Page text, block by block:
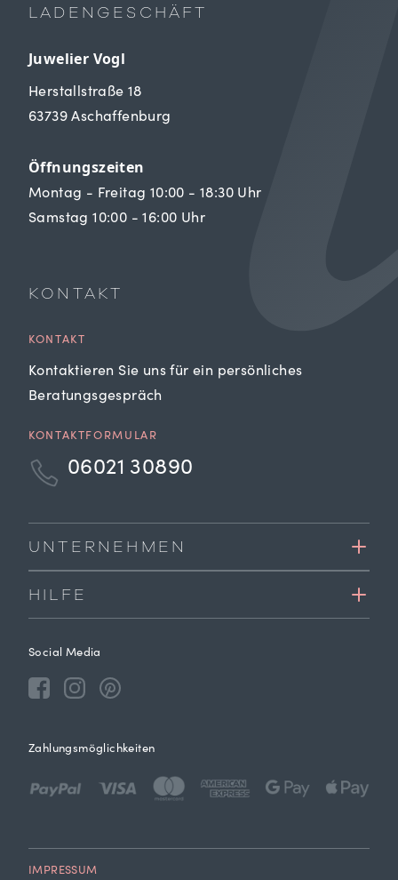
LADENGESCHÄFT
Juwelier Vogl
Herstallstraße 18
63739 Aschaffenburg
Öffnungszeiten
Montag - Freitag 10:00 - 18:30 Uhr
Samstag 10:00 - 16:00 Uhr
KONTAKT
KONTAKT
Kontaktieren Sie uns für ein persönliches
Beratungsgespräch
KONTAKTFORMULAR
06021 30890
UNTERNEHMEN
HILFE
Social Media
Zahlungsmöglichkeiten
IMPRESSUM